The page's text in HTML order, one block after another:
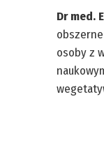
Dr med.
osoby z